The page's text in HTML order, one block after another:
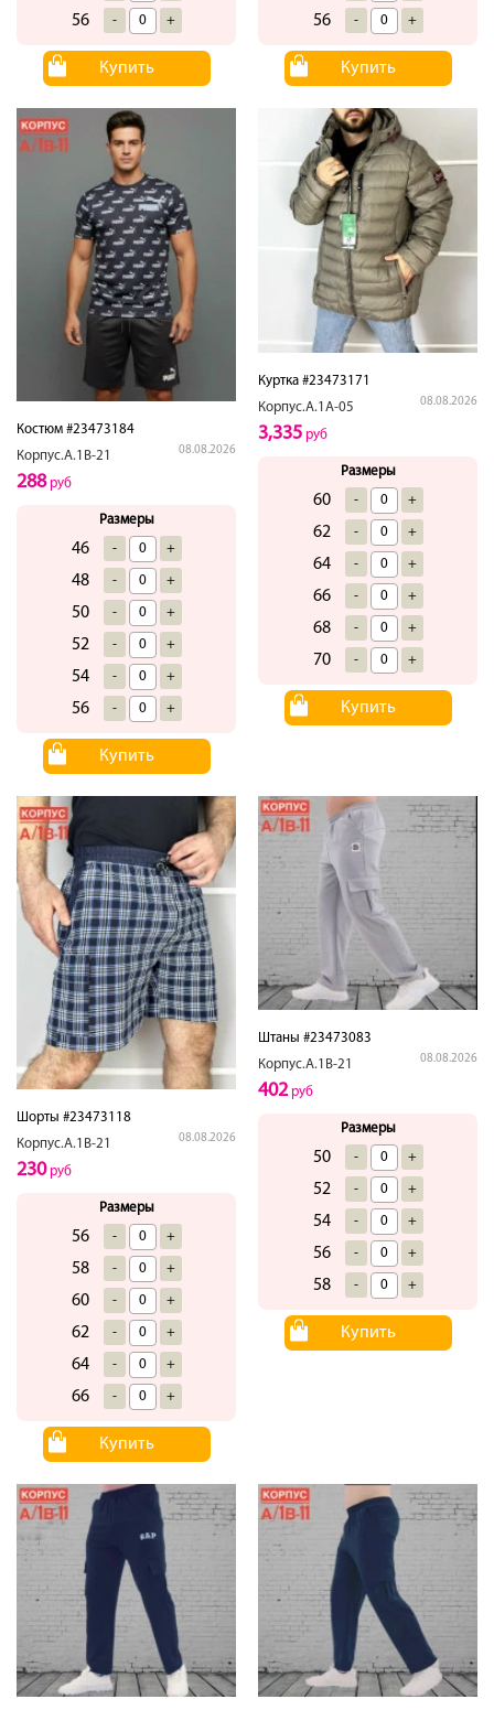
56 - +
Купить
56 - +
Купить
Костюм #23473184
Корпус.А.1В-21
08.08.2026
288руб
Размеры
46 - +
48 - +
50 - +
52 - +
54 - +
56 - +
Купить
Куртка #23473171
Корпус.А.1А-05
08.08.2026
3,335 руб
Размеры
60 - +
62 - +
64 - +
66 - +
68 - +
70 - +
Купить
Шорты #23473118
Корпус.А.1В-21
08.08.2026
230руб
Размеры
56 - +
58 - +
60 - +
62 - +
64 - +
66 - +
Купить
Штаны #23473083
Корпус.А.1В-21
08.08.2026
402руб
Размеры
50 - +
52 - +
54 - +
56 - +
58 - +
Купить